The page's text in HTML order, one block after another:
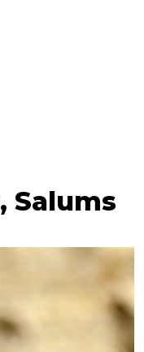
Salums